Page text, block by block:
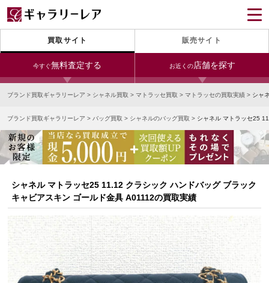
買取サイト 販売サイト
今すぐ無料査定する お近くの店舗を探す
24時間受付（対応時間10:00～19:00）
宅配買取を申し込む
無料の宅配キットをお届けします
今すぐ電話査定
受付時間 10:00～19:00
銀座本店 青山表参道店 新宿東口店
小田急新宿店 LAB東京 名古屋大須店
なんば店 神戸元町(三宮)店 LAB大阪
中野ブロードウェイ
ブランド買取ギャラリーレア > シャネル買取 > マトラッセ買取 > マトラッセの買取実績 > シャ
ブランド買取ギャラリーレア > バッグ買取 > シャネルのバッグ買取 > シャネル マトラッセ25
シャネル マトラッセ25 11.12 クラシック ハンドバッグ ブラック
キャビアスキン ゴールド金具 A01112の買取実績